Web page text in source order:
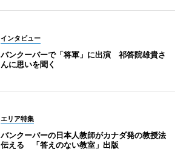
インタビュー
バンクーバーで「将軍」に出演 祁答院雄貴さ
んに思いを聞く
エリア特集
バンクーバーの日本人教師がカナダ発の教授法
伝える 「答えのない教室」出版